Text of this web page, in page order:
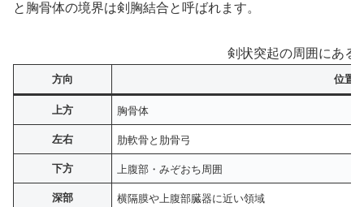
と胸骨体の境界は剣胸結合と呼ばれます。
剣状突起の周囲にある
方向 位置
上方 胸骨体
左右 肋軟骨と肋骨弓
下方 上腹部・みぞおち周囲
深部 横隔膜や上腹部臓器に近い領域